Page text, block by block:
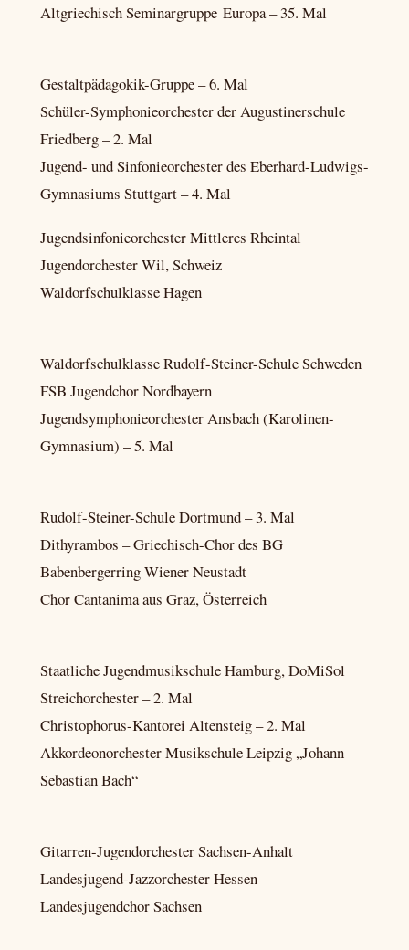
Altgriechisch Seminargruppe Europa – 35. Mal
Gestaltpädagokik-Gruppe – 6. Mal
Schüler-Symphonieorchester der Augustinerschule
Friedberg – 2. Mal
Jugend- und Sinfonieorchester des Eberhard-Ludwigs-
Gymnasiums Stuttgart – 4. Mal
Jugendsinfonieorchester Mittleres Rheintal
Jugendorchester Wil, Schweiz
Waldorfschulklasse Hagen
Waldorfschulklasse Rudolf-Steiner-Schule Schweden
FSB Jugendchor Nordbayern
Jugendsymphonieorchester Ansbach (Karolinen-
Gymnasium) – 5. Mal
Rudolf-Steiner-Schule Dortmund – 3. Mal
Dithyrambos – Griechisch-Chor des BG
Babenbergerring Wiener Neustadt
Chor Cantanima aus Graz, Österreich
Staatliche Jugendmusikschule Hamburg, DoMiSol
Streichorchester – 2. Mal
Christophorus-Kantorei Altensteig – 2. Mal
Akkordeonorchester Musikschule Leipzig „Johann
Sebastian Bach“
Gitarren-Jugendorchester Sachsen-Anhalt
Landesjugend-Jazzorchester Hessen
Landesjugendchor Sachsen